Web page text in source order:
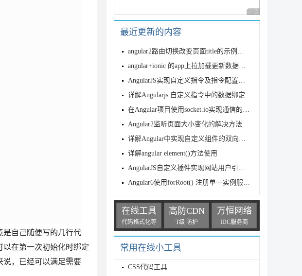
是自己随便写的几行代
在第一次初始化时绑定
说，已经可以满足需要
广告 商业广告，理性
最近更新的内容
angular2路由切换改变页面title的示例代码
angular+ionic 的app上拉加载更新数据实现方法
AngularJS实现自定义指令及指令配置项的方法
详解Angularjs 自定义指令中的数据绑定
在Angular项目使用socket.io实现通信的方法
Angular2监听页面大小变化的解决方法
详解Angular中实现自定义组件的双向绑定的两种方法
详解angular element()方法使用
AngularJS自定义插件实现网站用户引导功能示例
Angular6使用forRoot() 注册单一实例服务问题
在线工具
代码格式化等
高防CDN
T级 防护
万恒网络
IDC服务商
常用在线小工具
CSS代码工具